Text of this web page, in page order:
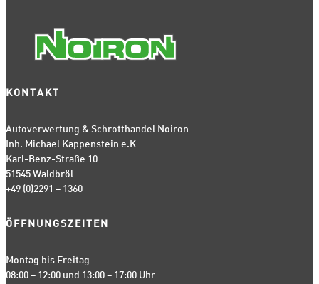
KONTAKT
Autoverwertung & Schrotthandel Noiron
Inh. Michael Kappenstein e.K
Karl-Benz-Straße 10
51545 Waldbröl
+49 (0)2291 – 1360
ÖFFNUNGSZEITEN
Montag bis Freitag
08:00 – 12:00 und 13:00 – 17:00 Uhr